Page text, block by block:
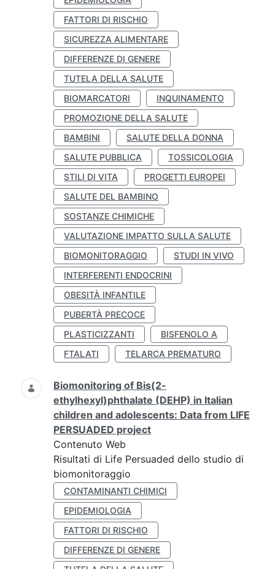
FATTORI DI RISCHIO
SICUREZZA ALIMENTARE
DIFFERENZE DI GENERE
TUTELA DELLA SALUTE
BIOMARCATORI
INQUINAMENTO
PROMOZIONE DELLA SALUTE
BAMBINI
SALUTE DELLA DONNA
SALUTE PUBBLICA
TOSSICOLOGIA
STILI DI VITA
PROGETTI EUROPEI
SALUTE DEL BAMBINO
SOSTANZE CHIMICHE
VALUTAZIONE IMPATTO SULLA SALUTE
BIOMONITORAGGIO
STUDI IN VIVO
INTERFERENTI ENDOCRINI
OBESITÀ INFANTILE
PUBERTÀ PRECOCE
PLASTICIZZANTI
BISFENOLO A
FTALATI
TELARCA PREMATURO
Biomonitoring of Bis(2-
ethylhexyl)phthalate (DEHP) in Italian
children and adolescents: Data from LIFE
PERSUADED project
Contenuto Web
Risultati di Life Persuaded dello studio di
biomonitoraggio
CONTAMINANTI CHIMICI
EPIDEMIOLOGIA
FATTORI DI RISCHIO
DIFFERENZE DI GENERE